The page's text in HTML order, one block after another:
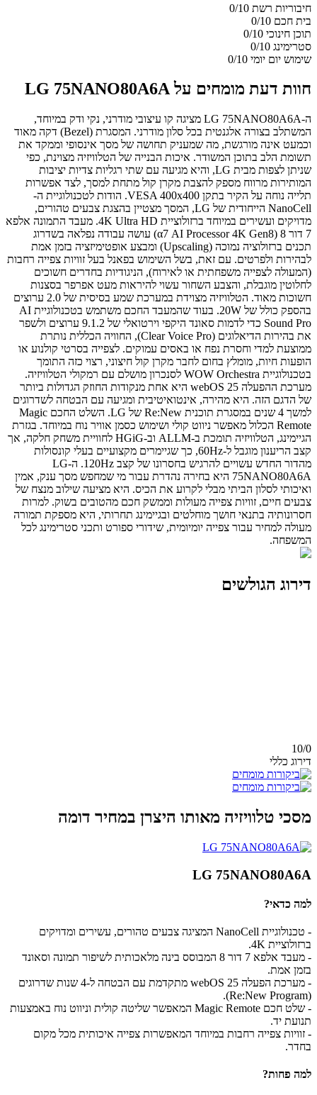
חיבוריות רשת 0/10
בית חכם 0/10
תוכן חינוכי 0/10
סטרימינג 0/10
שימוש יום יומי 0/10
חוות דעת מומחים על LG 75NANO80A6A
ה-LG 75NANO80A6A מציגה קו עיצובי מודרני, נקי ודק במיוחד,
המשתלב בצורה אלגנטית בכל סלון מודרני. המסגרת (Bezel) דקה מאוד
וכמעט אינה מורגשת, מה שמעניק תחושה של מסך אינסופי וממקד את
תשומת הלב בתוכן המשודר. איכות הבנייה של הטלוויזיה מצוינת, כפי
שניתן לצפות מבית LG, והיא מגיעה עם שתי רגליות צדיות יציבות
המותירות מרווח מספק להצבת מקרן קול מתחת למסך, לצד אפשרות
תלייה נוחה על הקיר בתקן VESA 400x400. הודות לטכנולוגיית ה-
NanoCell הייחודית של LG, המסך מצטיין בהצגת צבעים טהורים,
מדויקים ועשירים במיוחד ברזולוציית 4K Ultra HD. מעבד התמונה אלפא
7 דור 8 (α7 AI Processor 4K Gen8) עושה עבודה נפלאה בשדרוג
תכנים ברזולוציה נמוכה (Upscaling) ומבצע אופטימיזציה בזמן אמת
לבהירות ולפרטים. עם זאת, בשל השימוש בפאנל בעל זוויות צפייה רחבות
(המעולה לצפייה משפחתית או לאירוח), הניגודיות בחדרים חשוכים
לחלוטין מוגבלת, והצבע השחור עשוי להיראות מעט אפרפר בסצנות
חשוכות מאוד. הטלוויזיה מצוידת במערכת שמע בסיסית של 2.0 ערוצים
בהספק כולל של 20W. בעוד שהמעבד החכם משתמש בטכנולוגיית AI
Sound Pro כדי לדמות סאונד היקפי וירטואלי של 9.1.2 ערוצים ולשפר
את בהירות הדיאלוגים (Clear Voice Pro), החוויה הכללית נותרת
ממוצעת למדי וחסרת נפח או באסים עמוקים. לצפייה בסרטי קולנוע או
הופעות חיות, מומלץ בחום לחבר מקרן קול חיצוני, רצוי כזה התומך
בטכנולוגיית WOW Orchestra לסנכרון מושלם עם רמקולי הטלוויזיה.
מערכת ההפעלה webOS 25 היא אחת מנקודות החוזק הגדולות ביותר
של הדגם הזה. היא מהירה, אינטואיטיבית ומגיעה עם הבטחה לשדרוגים
למשך 4 שנים במסגרת תוכנית Re:New של LG. השלט החכם Magic
Remote הכלול מאפשר ניווט קולי ושימוש כסמן אוויר נוח במיוחד. בגזרת
הגיימינג, הטלוויזיה תומכת ב-ALLM וב-HGiG לחוויית משחק חלקה, אך
קצב הריענון מוגבל ל-60Hz, כך שגיימרים מקצועיים בעלי קונסולות
מהדור החדש עשויים להרגיש בחסרונו של קצב 120Hz. ה-LG
75NANO80A6A היא בחירה נהדרת עבור מי שמחפש מסך ענק, אמין
ואיכותי לסלון הביתי מבלי לקרוע את הכיס. היא מציעה שילוב מנצח של
צבעים חיים, זוויות צפייה מעולות וממשק חכם מהטובים בשוק. למרות
חסרונותיה בתנאי חושך מוחלטים ובגיימינג תחרותי, היא מספקת תמורה
מעולה למחיר עבור צפייה יומיומית, שידורי ספורט ותכני סטרימינג לכל
המשפחה.
דירוג הגולשים
10/0
דירוג כללי
מסכי טלוויזיה מאותו היצרן במחיר דומה
LG 75NANO80A6A
למה כדאי?
- טכנולוגיית NanoCell המציגה צבעים טהורים, עשירים ומדויקים
ברזולוציית 4K.
- מעבד אלפא 7 דור 8 המבוסס בינה מלאכותית לשיפור תמונה וסאונד
בזמן אמת.
- מערכת הפעלה webOS 25 מתקדמת עם הבטחה ל-4 שנות שדרוגים
(Re:New Program).
- שלט חכם Magic Remote המאפשר שליטה קולית וניווט נוח באמצעות
תנועת יד.
- זוויות צפייה רחבות במיוחד המאפשרות צפייה איכותית מכל מקום
בחדר.
למה פחות?